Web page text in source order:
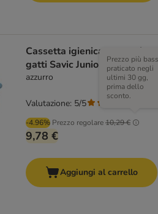
Cassetta igienica per cani e
gatti Savic Junior - 56 cm
azzurro
-4.96% Prezzo regolare10,29 €
Prezzo più
praticato negli
ultimi 30 gg,
prima dello
sconto.
9,78 €
Valutazione: 5/5
Aggiungi al carrello